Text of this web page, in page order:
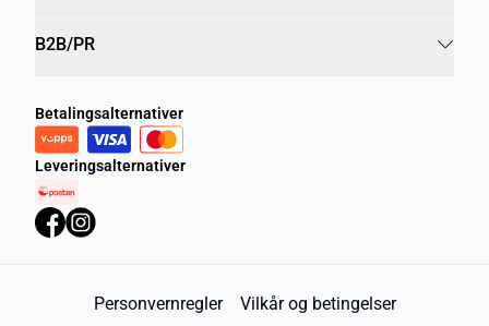
B2B/PR
Betalingsalternativer
Leveringsalternativer
Personvernregler Vilkår og betingelser